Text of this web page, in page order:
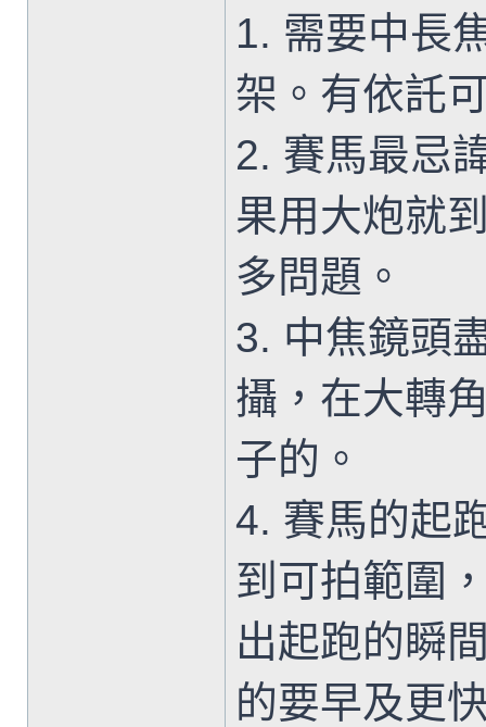
1. 需要中長
架。有依託
2. 賽馬最忌
果用大炮就
多問題。
3. 中焦鏡頭
攝，在大轉
子的。
4. 賽馬的起
到可拍範圍
出起跑的瞬
的要早及更